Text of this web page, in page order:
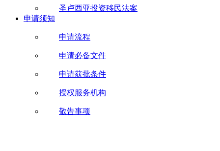
圣卢西亚投资移民法案
申请须知
申请流程
申请必备文件
申请获批条件
授权服务机构
敬告事项